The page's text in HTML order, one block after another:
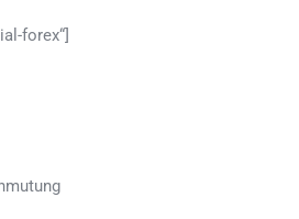
forex“]